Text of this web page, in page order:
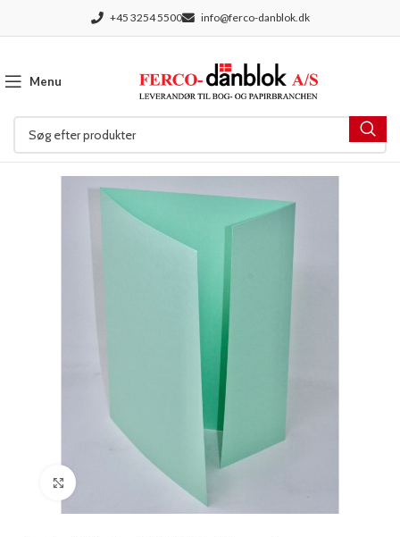
+45 3254 5500 info@ferco-danblok.dk
Menu
Klik for at forstørre